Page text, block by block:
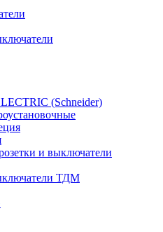
(Schneider)
и выключатели
ТДМ